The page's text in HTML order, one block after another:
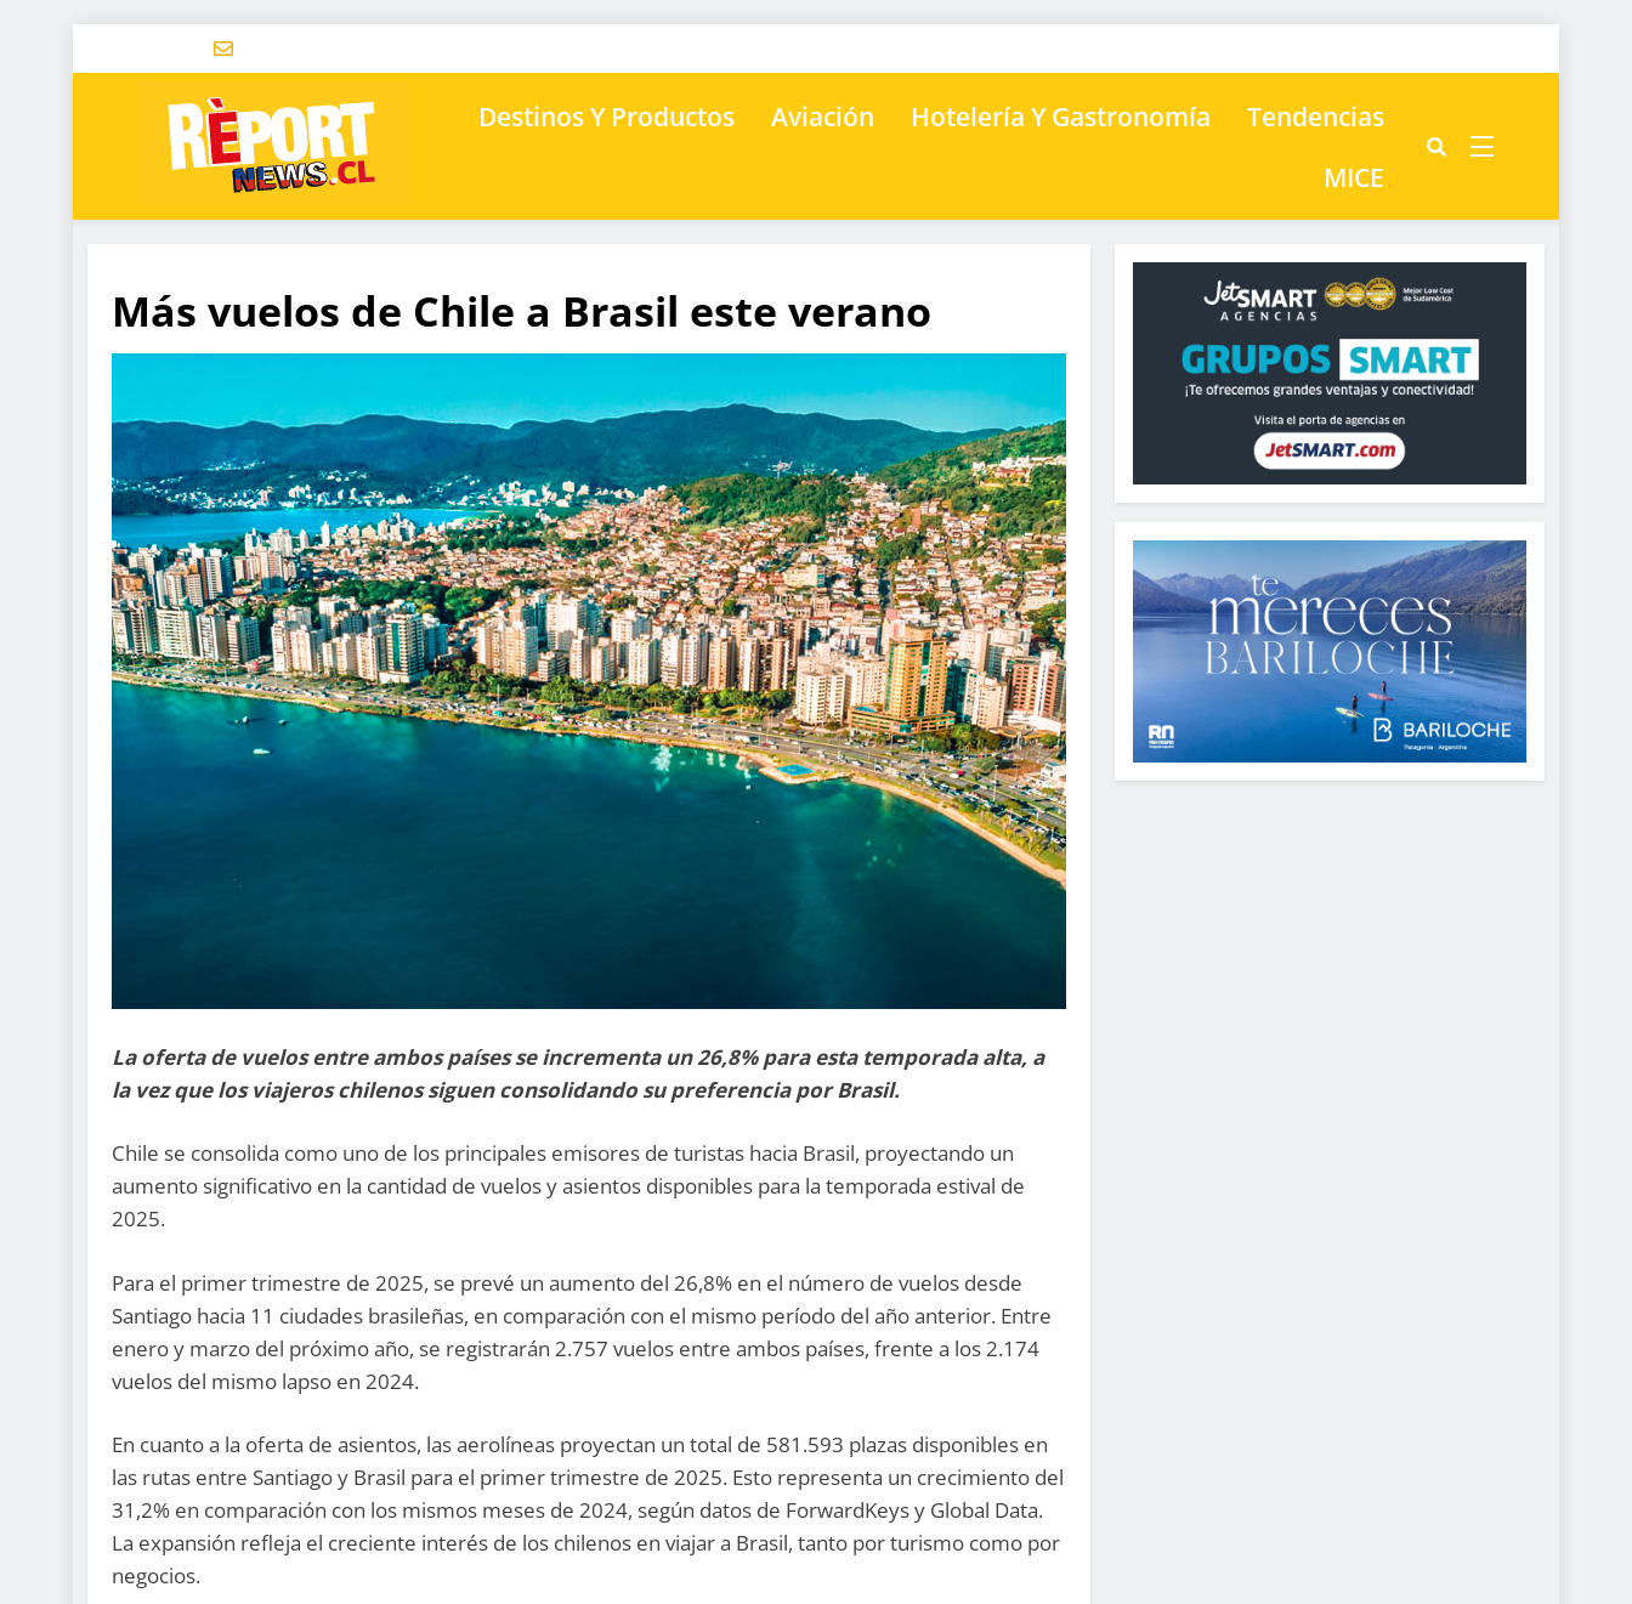
Destinos Y Productos Aviación Hotelería Y Gastronomía
Tendencias
MICE
Más vuelos de Chile a Brasil este verano
La oferta de vuelos entre ambos países se incrementa un 26,8% para esta temporada alta, a
la vez que los viajeros chilenos siguen consolidando su preferencia por Brasil.
Chile se consolida como uno de los principales emisores de turistas hacia Brasil, proyectando un
aumento significativo en la cantidad de vuelos y asientos disponibles para la temporada estival de
2025.
Para el primer trimestre de 2025, se prevé un aumento del 26,8% en el número de vuelos desde
Santiago hacia 11 ciudades brasileñas, en comparación con el mismo período del año anterior. Entre
enero y marzo del próximo año, se registrarán 2.757 vuelos entre ambos países, frente a los 2.174
vuelos del mismo lapso en 2024.
En cuanto a la oferta de asientos, las aerolíneas proyectan un total de 581.593 plazas disponibles en
las rutas entre Santiago y Brasil para el primer trimestre de 2025. Esto representa un crecimiento del
31,2% en comparación con los mismos meses de 2024, según datos de ForwardKeys y Global Data.
La expansión refleja el creciente interés de los chilenos en viajar a Brasil, tanto por turismo como por
negocios.